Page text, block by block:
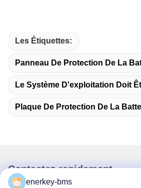
Les Étiquettes:
Panneau De Protection De La
Le Système D'exploitation Doit
Plaque De Protection De La
Contactez rapidement
enerkey-bms